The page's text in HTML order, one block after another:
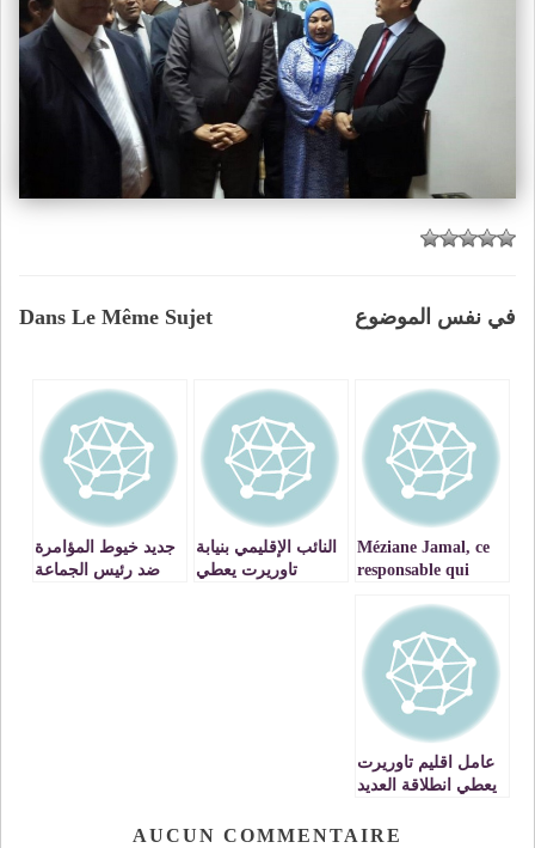
Dans Le Même Sujet في نفس الموضوع
Méziane Jamal, ce
responsable qui
l’enseignement .
النائب الإقليمي بنيابة
تاوريرت يعطي
جديد خيوط المؤامرة
ضد رئيس الجماعة
عامل اقليم تاوريرت
يعطي انطلاقة العديد
تهم البنيات التحتيةAUCUN COMMENTAIRE